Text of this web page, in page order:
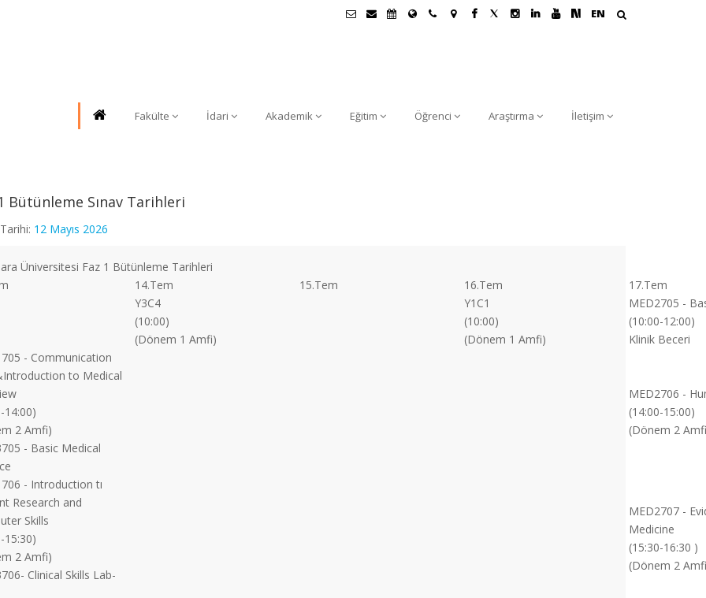
EN
Fakülte İdari Akademik Eğitim Öğrenci Araştırma İletişim
Bütünleme Sınav Tarihleri
12 Mayıs 2026
Üniversitesi Faz 1 Bütünleme Tarihleri
14.Tem 15.Tem 16.Tem
17.Tem
Y3C4
(10:00)
(Dönem 1 Amfi)
Y1C1
(10:00)
(Dönem 1 Amfi)
MED2705 -
(10:00-12:00)
Klinik Beceri
- Communication
to Medical
14:00)
2 Amfi)
- Basic Medical
MED2706 -
(14:00-15:00)
(Dönem 2
- Introduction tı
Research and
Skills
15:30)
2 Amfi)
Clinical Skills Lab-
MED2707 -
Medicine
(15:30-16:30 )
(Dönem 2